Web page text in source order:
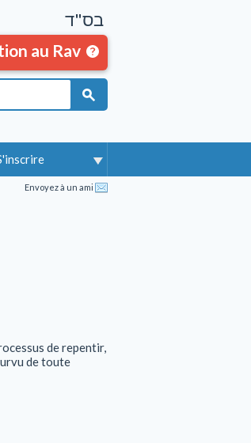
בס"ד
au Rav
Envoyez à un ami
de repentir,
de toute